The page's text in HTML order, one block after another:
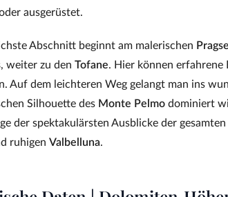
ausgerüstet.
Abschnitt beginnt am malerischen
, weiter zu den Tofane. Hier können erfahrene
Auf dem leichteren Weg gelangt man ins
Silhouette des Monte Pelmo dominiert
der spektakulärsten Ausblicke der
ruhigen Valbelluna.